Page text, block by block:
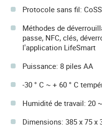
Protocole sans fil: CoSS
Méthodes de
passe, NFC, clés,
l'application LifeSmart
Puissance: 8 piles AA
-30 ° C ~ + 60 ° C
Humidité de travail: 20
Dimensions: 385 x 75 x